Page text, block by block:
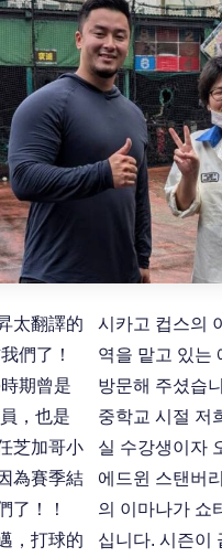
太翻譯的
們了！
期曾是
，也是
芝加哥小
為賽季結
了！！
，打球的
시카고 컵스의
역을 맡고 있는
방문해 주셨습
중학교 시절 저
실 수강생이자
에드윈 스탠버
의 이마나가 쇼
십니다. 시즌이